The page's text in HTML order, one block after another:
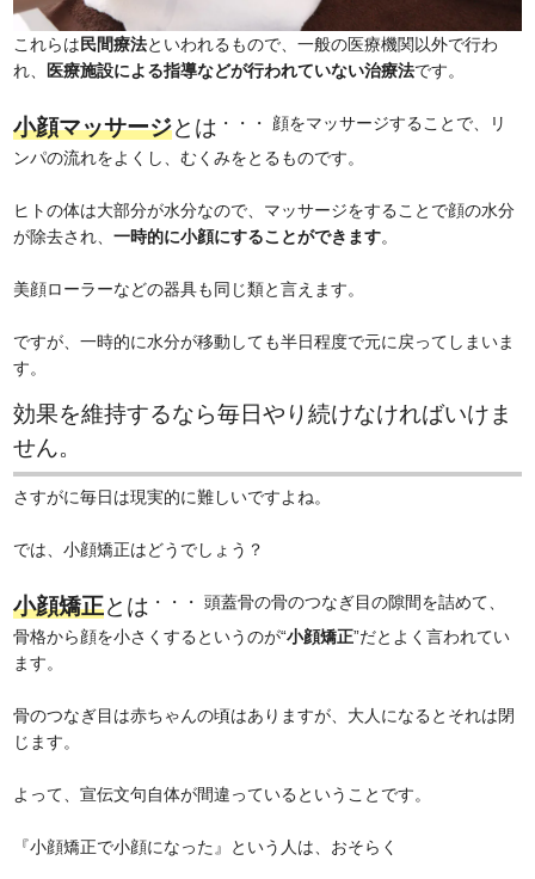
これらは民間療法といわれるもので、一般の医療機関以外で行わ
れ、
医療施設による指導などが行われていない治療法です。
小顔マッサージとは ・・・ 顔をマッサージすることで、リ
ンパの流れをよくし、むくみをとるものです。
ヒトの体は大部分が水分なので、マッサージをすることで顔の水分
が除去され、一時的に小顔にすることができます。
美顔ローラーなどの器具も同じ類と言えます。
ですが、一時的に水分が移動しても半日程度で元に戻ってしまいま
す。
効果を維持するなら毎日やり続けなければいけま
せん。
さすがに毎日は現実的に難しいですよね。
では、小顔矯正はどうでしょう？
小顔矯正とは ・・・ 頭蓋骨の骨のつなぎ目の隙間を詰めて、
骨格から顔を小さくするというのが“小顔矯正”だとよく言われてい
ます。
骨のつなぎ目は赤ちゃんの頃はありますが、大人になるとそれは閉
じます。
よって、宣伝文句自体が間違っているということです。
『小顔矯正で小顔になった』という人は、おそらく